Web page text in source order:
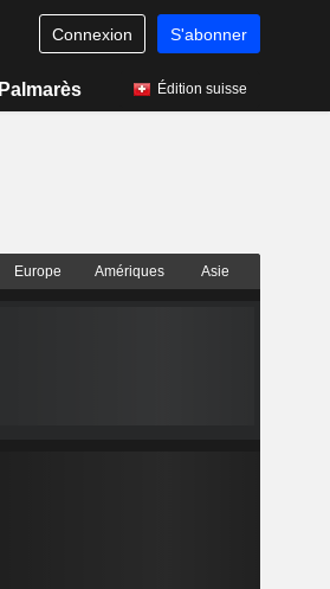
Connexion S'abonner
Palmarès Édition suisse
Europe Amériques Asie